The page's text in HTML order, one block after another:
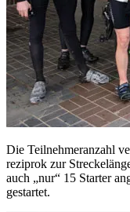
Die Teilnehmeranzahl
reziprok zur
auch „nur“ 15 Starter
gestartet.